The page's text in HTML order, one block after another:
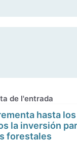
de l'entrada
hasta los
la inversión
forestales